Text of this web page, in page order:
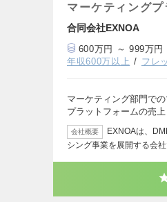
マーケティング
合同会社EXNOA
600万円 ～ 999万円
年収600万以上
フレ
マーケティング部門で
プラットフォームの売
会社概要
EXNOAは、
シング事業を展開する会